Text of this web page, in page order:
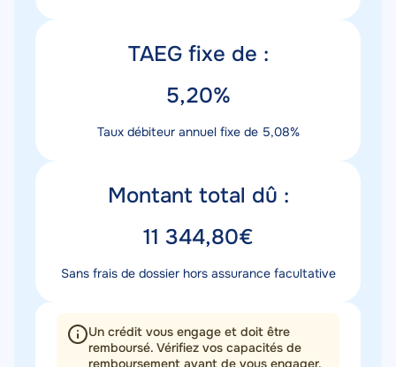
TAEG fixe de :
5,20%
DescriptionTaux débiteur annuel fixe de 5,08%
Montant total dû :
montant
11 344,80€
Description
Sans frais de dossier hors assurance facultative
Un crédit vous engage et doit être
remboursé. Vérifiez vos capacités de
remboursement avant de vous engager.